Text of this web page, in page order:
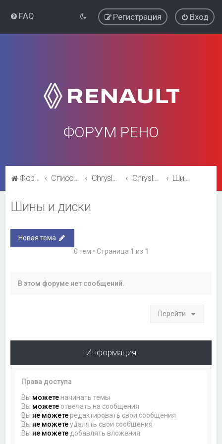
FAQ Вход
Регистрация
ФОРУМ РЕНО
Форум Рено Список форумов Chrysler Voyager\ Dodge Caravan Chrysler Voyager\ Dodge Caravan Шины и диски
Шины и диски
Новая тема
0 тем • Страница 1 из 1
В этом форуме нет сообщений.
Перейти
Информация
Права доступа
Вы можете начинать темы
Вы можете отвечать на сообщения
Вы не можете редактировать свои сообщения
Вы не можетеудалять свои сообщения
Вы не можете добавлять вложения